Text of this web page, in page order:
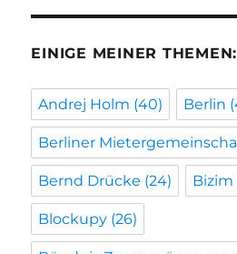
EINIGE MEINER THEMEN:
Andrej Holm (40) Berlin
Berliner
Bernd Drücke (24) Bizim
Blockupy (26)